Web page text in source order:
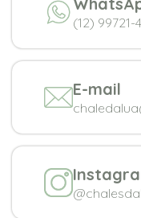
(12) 99721-
E-mail